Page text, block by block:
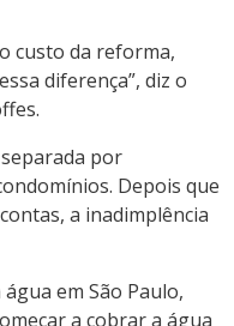
custo da reforma,
diferença”, diz o
por
Depois que
a inadimplência
em São Paulo,
a cobrar a água